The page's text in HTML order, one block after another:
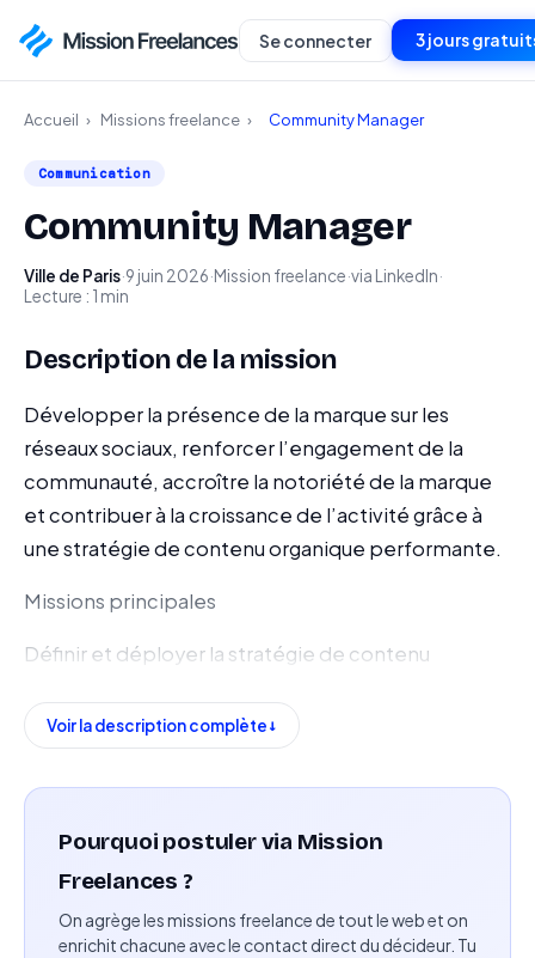
Se connecter 3 jours
Accueil › Missions freelance › Community Manager
Communication
Community Manager
Ville de Paris·9 juin 2026·Mission freelance·via LinkedIn·
Lecture : 1 min
Description de la mission
Développer la présence de la marque sur les
réseaux sociaux, renforcer l’engagement de la
communauté, accroître la notoriété de la marque
et contribuer à la croissance de l’activité grâce à
une stratégie de contenu organique performante.
Missions principales
Définir et déployer la stratégie de contenu
Créer des contenus engageants et éducatifs pour
autres plateformes pertinentes.
Produire des publications, stories, carrousels, reels
et vidéos courtes adaptés aux objectifs de la
marque.
Voir la description complète
Pourquoi postuler via Mission
Freelances ?
On agrège les missions freelance de tout le web et on
enrichit chacune avec le contact direct du décideur. Tu